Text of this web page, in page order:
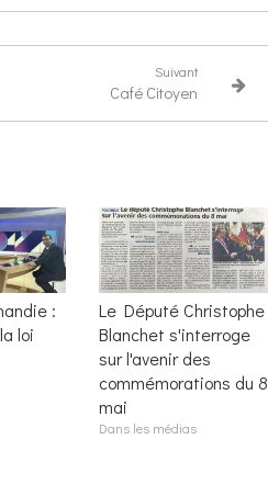
Suivant
Café Citoyen
:
loi
Le Député Christophe
Blanchet s'interroge
sur l'avenir des
commémorations du 8
mai
Dans les médias